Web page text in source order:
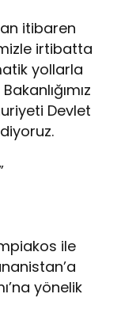
itibaren
irtibatta
yollarla
Devlet
ile
yönelik